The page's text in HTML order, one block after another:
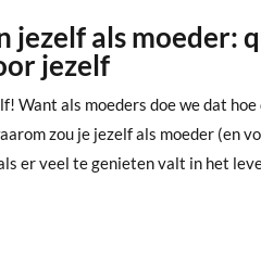
jezelf als moeder:
jezelf
Want als moeders doe we dat hoe
zou je jezelf als moeder (en
er veel te genieten valt in het